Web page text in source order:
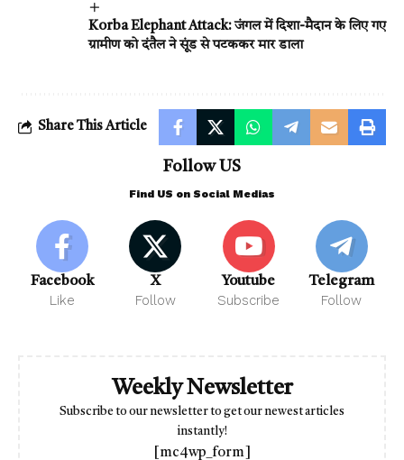
Korba Elephant Attack: जंगल में दिशा-मैदान के लिए गए
ग्रामीण को दंतैल ने सूंड से पटककर मार डाला
Share This Article
Follow US
Find US on Social Medias
Facebook
Like
X
Follow
Youtube
Subscribe
Telegram
Follow
Weekly Newsletter
Subscribe to our newsletter to get our newest articles
instantly!
[mc4wp_form]